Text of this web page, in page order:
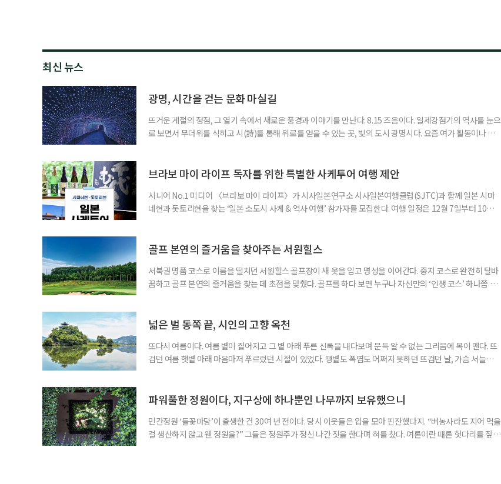
최신 뉴스
광명, 시간을 걷는 문화 마실길
뜨거운 계절의 정점, 그 열기 속에서 새로운 풍경과 이야기를 만난다. 8.15 즈음이다. 일제강점기의 역사를 눈으
로 보면서 무더위를 식히고 시(詩)를 통해 위로를 얻을 수 있는 곳, 빛의 도시 광명시다. 요즘 여가 활동이나 휴
다. 정서적 여유를 얻는 패턴을 지향한다. 자신에게 집중하며 지적 호기심을 채우고, 독립적인 나를 돌보는
브라보 마이 라이프 독자를 위한 특별한 사케투어 여행 제안
시니어 No.1 미디어 〈브라보 마이 라이프〉가 시사일본연구소 시사일본여행클럽(SJTC)과 함께 일본 시마
네현과 돗토리현을 찾는 ‘일본 소도시 사케 & 역사 여행’ 참가자를 모집한다. 여행 일정은 12월 7일부터 10일
그치지 않고 술이 만들어지는 공간과 지역의 역사, 생활문화를 하나의 여정으로 연결했다. 첫날에는 에어서
골프 본연의 즐거움을 찾아주는 서원힐스
서북권 명품 코스로 이름을 떨치던 서원힐스 골프장이 새 옷을 입고 명성을 이어간다. 중지 코스로 완전히 탈바
꿈하고 골프 본연의 즐거움을 찾는 데 초점을 맞췄다. 골프를 하다 보면 누구나 자신만의 ‘인생 코스’ 하나쯤 마
장이다. 경기도 파주에 위치한 서원힐스는 330만 5785㎡(약 100만 평) 규모의 서원밸리 컨트
넓은 벌 동쪽 끝, 시인의 고향 옥천
또다시 여름이다. 여름 볕이 짙어지고 그 볕 아래 푸른 신록을 내다보며 문득 알 수 없는 그리움에 목이 멘다. 뜨
겁던 여름 햇볕 아래 마음마저 푸르렀던 시절이 있었다. 땡볕도 폭염도 어쩌지 못하던 뜨겁던 날, 가슴 서늘하게
그 물결을 거스르며 달리면 양옆으로 펼쳐지는 포플러 가로수가 줄지어 맞는다. 온유하기만 한 향
파워풀한 정원이다, 지구상에 하나뿐인 나무까지 보유했으니
민간정원 ‘들꽃마당’이 출생한 건 30여 년 전이다. 당시 이웃들은 입을 모아 핀잔했다지. “벼농사라도 지어 먹을
걸 생산하지 않고 웬 정원을?” 그들은 정원주가 정신 나간 짓을 한다며 혀를 찼다. 여론이란 때론 헛다리를 짚는